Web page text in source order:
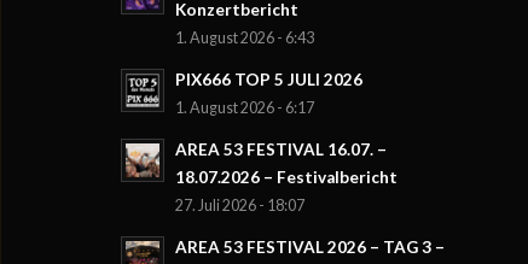
Konzertbericht
1. August 2026 - 6:43
PIX666 TOP 5 JULI 2026
1. August 2026 - 6:17
AREA 53 FESTIVAL 16.07. –
18.07.2026 – Festivalbericht
27. Juli 2026 - 18:07
AREA 53 FESTIVAL 2026 – TAG 3 –